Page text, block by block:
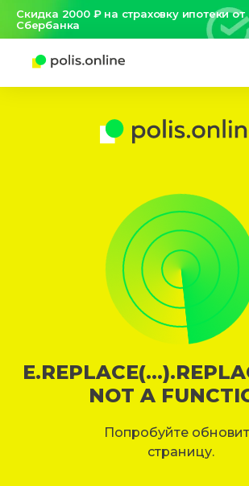
Скидка 2000 ₽ на страховку ипотеки от
Сбербанка
NOT A
Попробуйте
страницу.